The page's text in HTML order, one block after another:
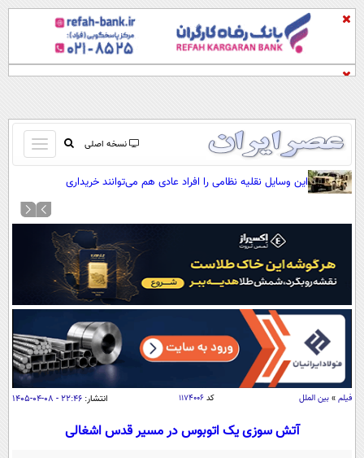
نسخه اصلی
باز
و
کردن
صفحه اول
آرشیو
نظرسنجی
آب و هوا
اوقات شرعی
سواد زندگی
اقتصاد
اقتصادی
جامعه
این وسایل نقلیه نظامی را افراد عادی هم می‌توانند خریداری
فیلم » بین الملل کد۱۱۷۴۰۰۶ انتشار: ۲۲:۴۶ - ۰۸-۰۴-۱۴۰۵
آتش سوزی یک اتوبوس در مسیر قدس اشغالی